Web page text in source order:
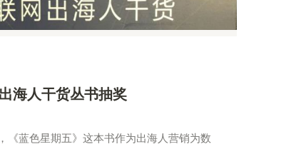
海人干货丛书抽奖
《蓝色星期五》这本书作为出海人营销为数